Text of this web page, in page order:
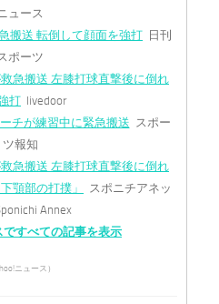
ュース
搬送 転倒して顔面を強打 日刊
ポーツ
急搬送 左膝打球直撃後に倒れ
打 livedoor
チが練習中に緊急搬送 スポー
ツ報知
急搬送 左膝打球直撃後に倒れ
顎部の打撲」
スポニチアネッ
Annex
ですべての記事を表示
ニュース）